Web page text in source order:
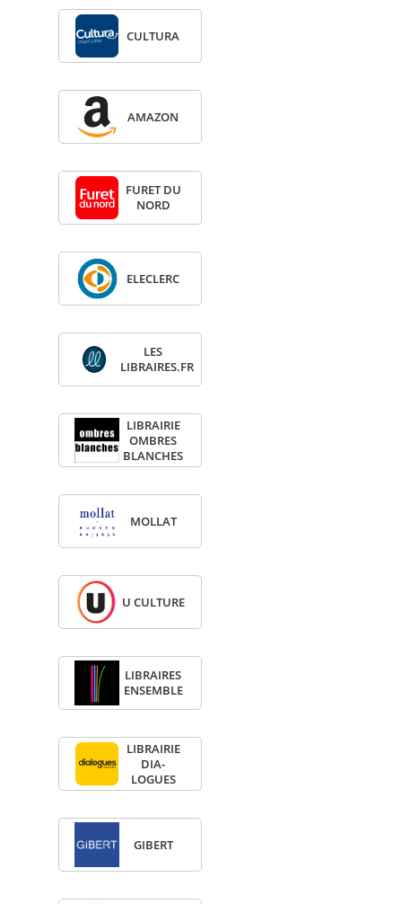
CULTURA
AMA­ZON
FURET DU
NORD
ELE­CLERC
LES
LIBRAIRES.FR
LIBRAI­RIE
OMBRES
BLANCHES
MOL­LAT
U CULTURE
LIBRAIRES
ENSEMBLE
LIBRAI­RIE
DIA­
LOGUES
GIBERT